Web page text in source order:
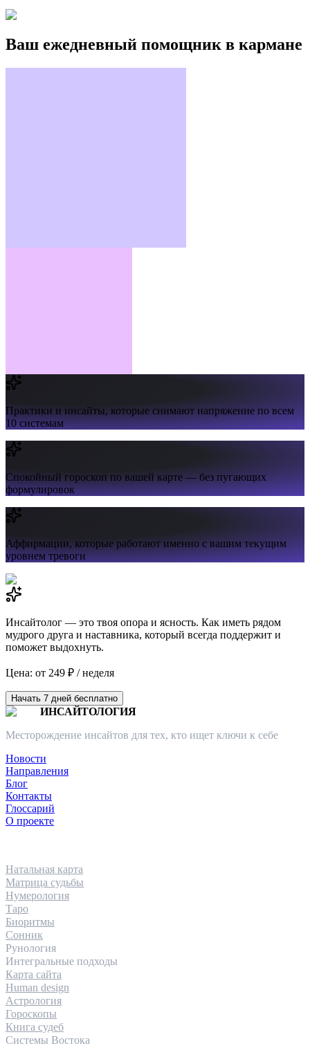
Ваш ежедневный помощник в кармане
Практики и инсайты,которые снимают напряжение по всем
10 системам
Спокойный гороскоппо вашей карте — без пугающих
формулировок
Аффирмации,которые работают именно с вашим текущим
уровнем тревоги
Инсайтолог — это твоя опора и ясность. Как иметь рядом
мудрого друга и наставника, который всегда поддержит и
поможет выдохнуть.
Цена: от 249 ₽ / неделя
Начать 7 дней бесплатно
ИНСАЙТОЛОГИЯ
Месторождение инсайтов для тех, кто ищет ключи к себе
Новости
Направления
Блог
Контакты
Глоссарий
О проекте
Натальная карта
Матрица судьбы
Нумерология
Таро
Биоритмы
Сонник
Рунология
Интегральные подходы
Карта сайта
Human design
Астрология
Гороскопы
Книга судеб
Системы Востока